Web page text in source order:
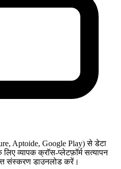
Aptoide, Google Play) से डेटा
व्यापक क्रॉस-प्लेटफ़ॉर्म सत्यापन
संस्करण डाउनलोड करें।